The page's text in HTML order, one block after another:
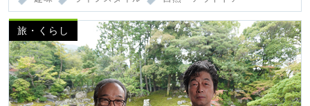
旅・くらし